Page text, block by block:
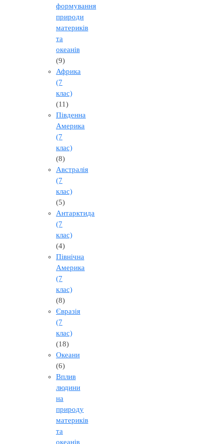
формування
природи
материків
та
океанів
(9)
Африка
(7
клас)
(11)
Південна
Америка
(7
клас)
(8)
Австралія
(7
клас)
(5)
Антарктида
(7
клас)
(4)
Північна
Америка
(7
клас)
(8)
Євразія
(7
клас)
(18)
Океани
(6)
Вплив
людини
на
природу
материків
та
океанів